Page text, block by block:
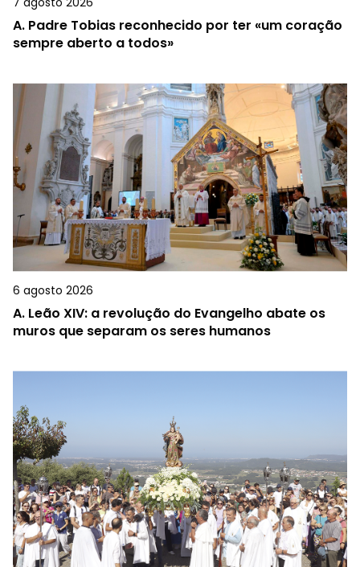
A. Padre Tobias reconhecido por ter «um coração
sempre aberto a todos»
6 agosto 2026
A. Leão XIV: a revolução do Evangelho abate os
muros que separam os seres humanos